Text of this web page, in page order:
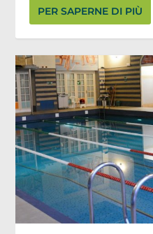
PER SAPERNE DI PIÙ